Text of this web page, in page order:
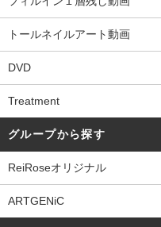
トールネイルアート動画
DVD
Treatment
グループから探す
ReiRoseオリジナル
ARTGENiC